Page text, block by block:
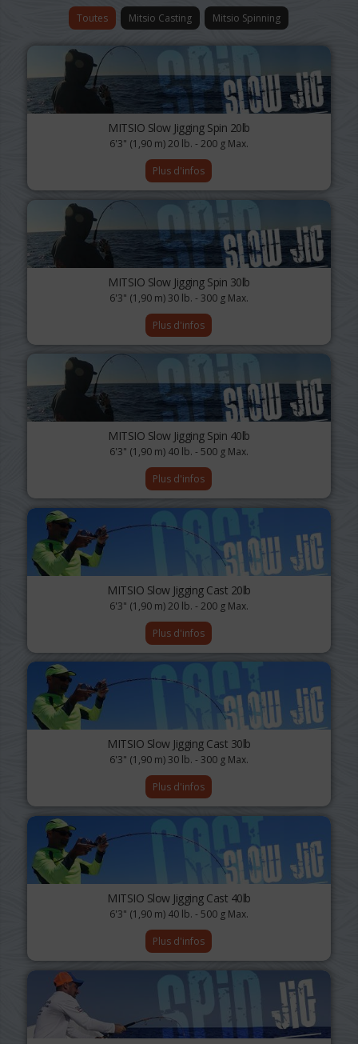
Toutes Mitsio Casting Mitsio Spinning
MITSIO Slow Jigging Spin 20lb
6'3" (1,90 m) 20 lb. - 200 g Max.
Plus d'infos
MITSIO Slow Jigging Spin 30lb
6'3" (1,90 m) 30 lb. - 300 g Max.
Plus d'infos
MITSIO Slow Jigging Spin 40lb
6'3" (1,90 m) 40 lb. - 500 g Max.
Plus d'infos
MITSIO Slow Jigging Cast 20lb
6'3" (1,90 m) 20 lb. - 200 g Max.
Plus d'infos
MITSIO Slow Jigging Cast 30lb
6'3" (1,90 m) 30 lb. - 300 g Max.
Plus d'infos
MITSIO Slow Jigging Cast 40lb
6'3" (1,90 m) 40 lb. - 500 g Max.
Plus d'infos